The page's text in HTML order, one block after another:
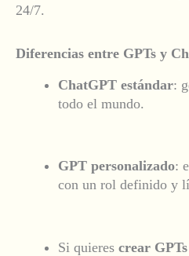
24/7.
Diferencias entre GPTs y
ChatGPT estándar:
todo el mundo.
GPT personalizado:
con un rol definido y
Si quieres crear